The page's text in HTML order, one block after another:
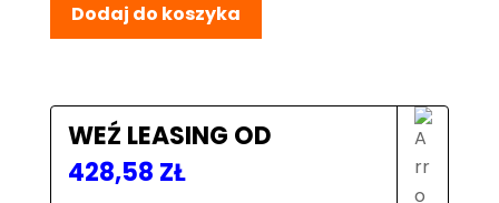
3-
szczękowy
korpus
stalowy
315
mm
Dodaj do koszyka
WEŹ LEASING OD
428,58 ZŁ